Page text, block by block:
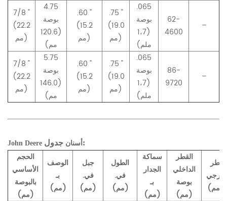
7/8 "
(22.2
مم)
4.75
بوصة
(120.6
مم)
.60 "
(15.2
مم)
.75 "
(19.0
مم)
.065
بوصة
(1،7
ملم)
62-
4600
–
7/8 "
(22.2
مم)
5.75
بوصة
(146.0
مم)
.60 "
(15.2
مم)
.75 "
(19.0
مم)
.065
بوصة
(1،7
ملم)
86-
9720
–
John Deere أسنان جدول:
الحجم
الأساسي
بالبوصة
(مم)
الوصف
بـ
(مم)
جبل
في.
(مم)
الطول
في.
(مم)
سماكة
الجدار
بـ
(مم)
القطر
الداخلي
بوصة
(مم)
القطر
(مم)